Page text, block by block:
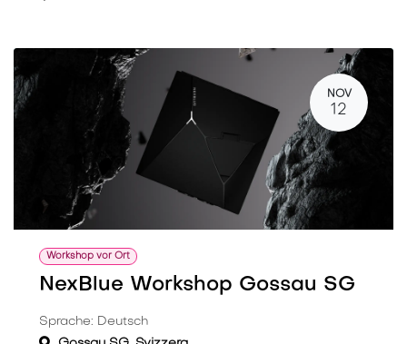
NOV
12
Workshop vor Ort
NexBlue Workshop Gossau SG
Sprache: Deutsch